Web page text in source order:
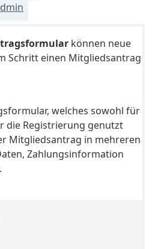
können neue
Schritt einen Mitgliedsantrag
welches sowohl für
die Registrierung genutzt
Mitgliedsantrag in mehreren
Zahlungsinformation